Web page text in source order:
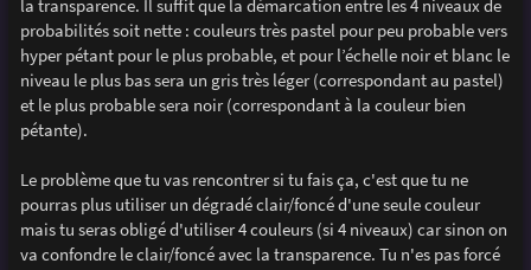
la transparence. Il suffit que la démarcation entre les 4 niveaux de
probabilités soit nette : couleurs très pastel pour peu probable vers
hyper pétant pour le plus probable, et pour l’échelle noir et blanc le
niveau le plus bas sera un gris très léger (correspondant au pastel)
et le plus probable sera noir (correspondant à la couleur bien
pétante).
Le problème que tu vas rencontrer si tu fais ça, c'est que tu ne
pourras plus utiliser un dégradé clair/foncé d'une seule couleur
mais tu seras obligé d'utiliser 4 couleurs (si 4 niveaux) car sinon on
va confondre le clair/foncé avec la transparence. Tu n'es pas forcé